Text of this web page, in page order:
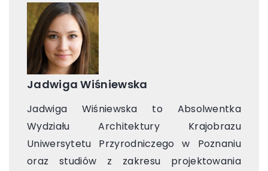
Jadwiga Wiśniewska
Jadwiga Wiśniewska to Absolwentka
Wydziału Architektury Krajobrazu
Uniwersytetu Przyrodniczego w Poznaniu
oraz studiów z zakresu projektowania